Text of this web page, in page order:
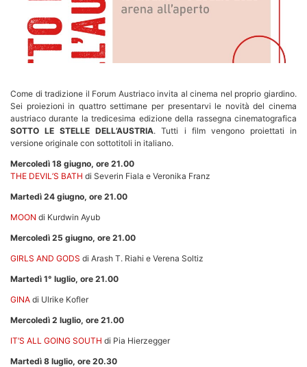
Come di tradizione il Forum Austriaco invita al cinema nel proprio giardino.
Sei proiezioni in quattro settimane per presentarvi le novità del cinema
austriaco durante la tredicesima edizione della rassegna cinematografica
SOTTO LE STELLE DELL’AUSTRIA. Tutti i film vengono proiettati in
versione originale con sottotitoli in italiano.
Mercoledì 18 giugno, ore 21.00
THE DEVIL’S BATH di Severin Fiala e Veronika Franz
Martedì 24 giugno, ore 21.00
MOON di Kurdwin Ayub
Mercoledì 25 giugno, ore 21.00
GIRLS AND GODS di Arash T. Riahi e Verena Soltiz
Martedì 1° luglio, ore 21.00
GINA di Ulrike Kofler
Mercoledì 2 luglio, ore 21.00
IT’S ALL GOING SOUTH di Pia Hierzegger
Martedì 8 luglio, ore 20.30